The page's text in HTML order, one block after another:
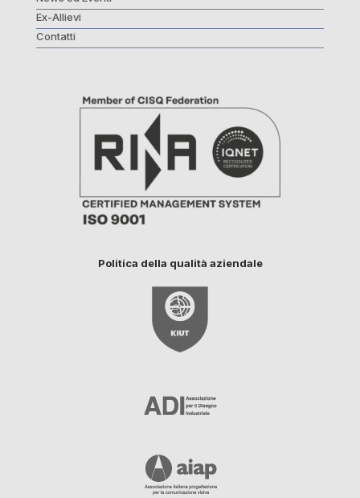
Ex-Allievi
Contatti
Politica della qualità aziendale